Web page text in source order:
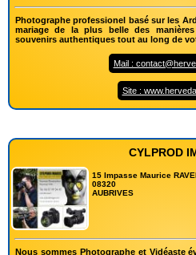
Photographe professionel basé sur les
mariage de la plus belle des
souvenirs authentiques tout au long de
Mail :
Site :
CYLPROD
15 Impasse Maurice
08320
AUBRIVES
Nous sommes Photographe et Vidéaste